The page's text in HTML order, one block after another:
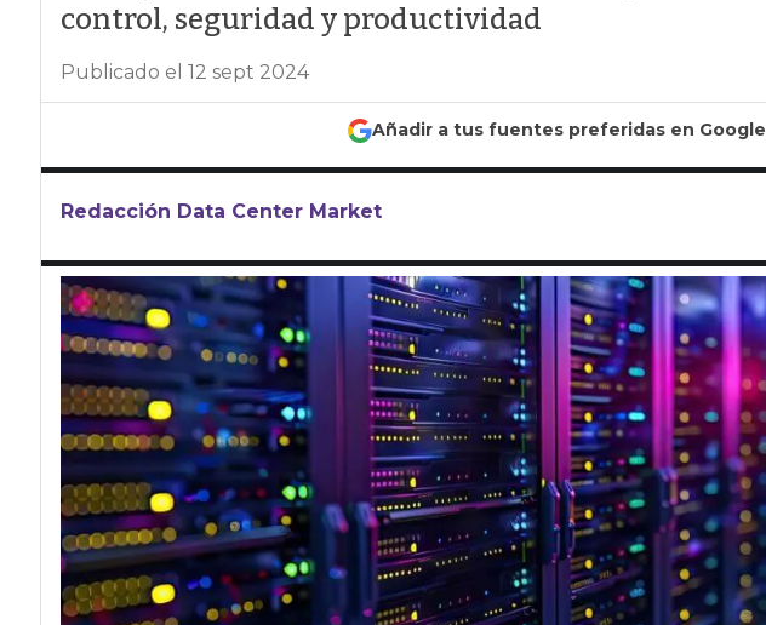
control, seguridad y productividad
Publicado el 12 sept 2024
Añadir a tus fuentes preferidas en Google
Redacción Data Center Market